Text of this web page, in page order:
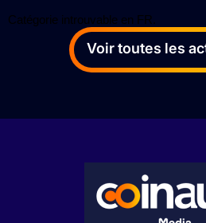
Catégorie introuvable en FR.
Voir toutes les